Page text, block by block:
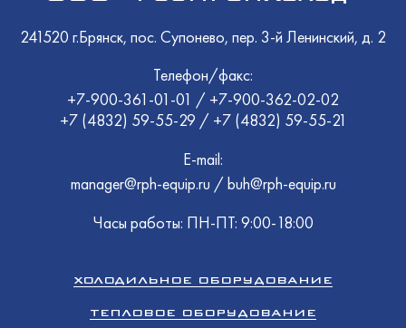
241520 г.Брянск, пос. Супонево, пер. 3-й Ленинский, д. 2
Телефон/факс:
+7-900-361-01-01 / +7-900-362-02-02
+7 (4832) 59-55-29 / +7 (4832) 59-55-21
E-mail:
manager@rph-equip.ru / buh@rph-equip.ru
Часы работы: ПН-ПТ: 9:00-18:00
ХОЛОДИЛЬНОЕ ОБОРУДОВАНИЕ
ТЕПЛОВОЕ ОБОРУДОВАНИЕ